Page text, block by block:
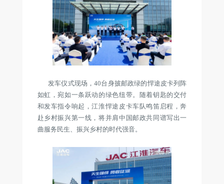
发车仪式现场，40台身披邮政绿的悍途皮卡列阵
如虹，宛如一条跃动的绿色纽带。随着钥匙的交付
和发车指令响起，江淮悍途皮卡车队鸣笛启程，奔
赴乡村振兴第一线，将并肩中国邮政共同谱写出一
曲服务民生、振兴乡村的时代强音。